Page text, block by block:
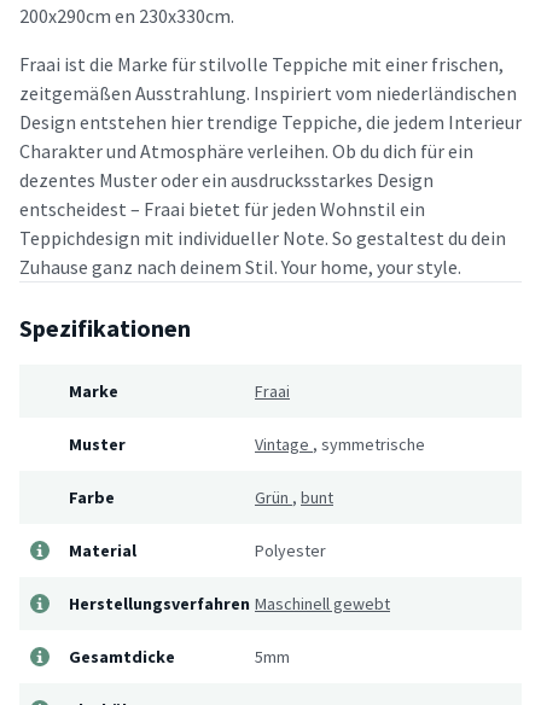
200x290cm en 230x330cm.
Fraai ist die Marke für stilvolle Teppiche mit einer frischen,
zeitgemäßen Ausstrahlung. Inspiriert vom niederländischen
Design entstehen hier trendige Teppiche, die jedem Interieur
Charakter und Atmosphäre verleihen. Ob du dich für ein
dezentes Muster oder ein ausdrucksstarkes Design
entscheidest – Fraai bietet für jeden Wohnstil ein
Teppichdesign mit individueller Note. So gestaltest du dein
Zuhause ganz nach deinem Stil. Your home, your style.
Spezifikationen
Marke Fraai
Muster Vintage , symmetrische
Farbe Grün , bunt
Material Polyester
Herstellungsverfahren Maschinell gewebt
Gesamtdicke 5mm